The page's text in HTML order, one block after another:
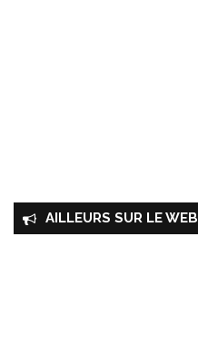
AILLEURS SUR LE WEB